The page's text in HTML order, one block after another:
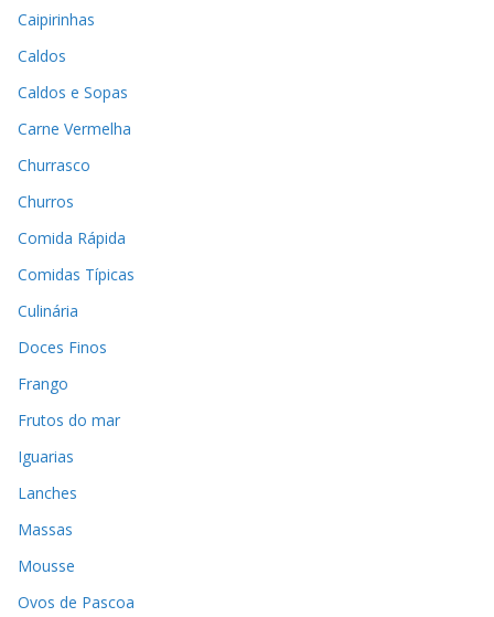
Caipirinhas
Caldos
Caldos e Sopas
Carne Vermelha
Churrasco
Churros
Comida Rápida
Comidas Típicas
Culinária
Doces Finos
Frango
Frutos do mar
Iguarias
Lanches
Massas
Mousse
Ovos de Pascoa